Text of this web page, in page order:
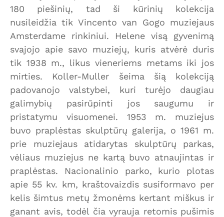
180 piešinių, tad ši kūrinių kolekcija
nusileidžia tik Vincento van Gogo muziejaus
Amsterdame rinkiniui. Helene visą gyvenimą
svajojo apie savo muziejų, kuris atvėrė duris
tik 1938 m., likus vieneriems metams iki jos
mirties. Koller-Muller šeima šią kolekciją
padovanojo valstybei, kuri turėjo daugiau
galimybių pasirūpinti jos saugumu ir
pristatymu visuomenei. 1953 m. muziejus
buvo praplėstas skulptūrų galerija, o 1961 m.
prie muziejaus atidarytas skulptūrų parkas,
vėliaus muziejus ne kartą buvo atnaujintas ir
praplėstas. Nacionalinio parko, kurio plotas
apie 55 kv. km, kraštovaizdis susiformavo per
kelis šimtus metų žmonėms kertant miškus ir
ganant avis, todėl čia vyrauja retomis pušimis